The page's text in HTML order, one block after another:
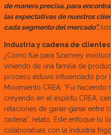
de manera precisa, para
las expectativas de nuestros
cada segmento del mercado”,
Industria y cadena de clientes
¿Cómo fue para Szamrey
viniendo de una familia de
proceso estuvo influenciado
Movimiento CREA. “Fui
creyendo en el espíritu CREA,
relaciones de ganar-ganar entre
cadena”, relató. Este enfoque lo
colaborativas con la industria